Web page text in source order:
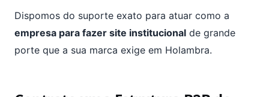
Dispomos do suporte exato para atuar como a
empresa para fazer site institucional de grande
porte que a sua marca exige em Holambra.